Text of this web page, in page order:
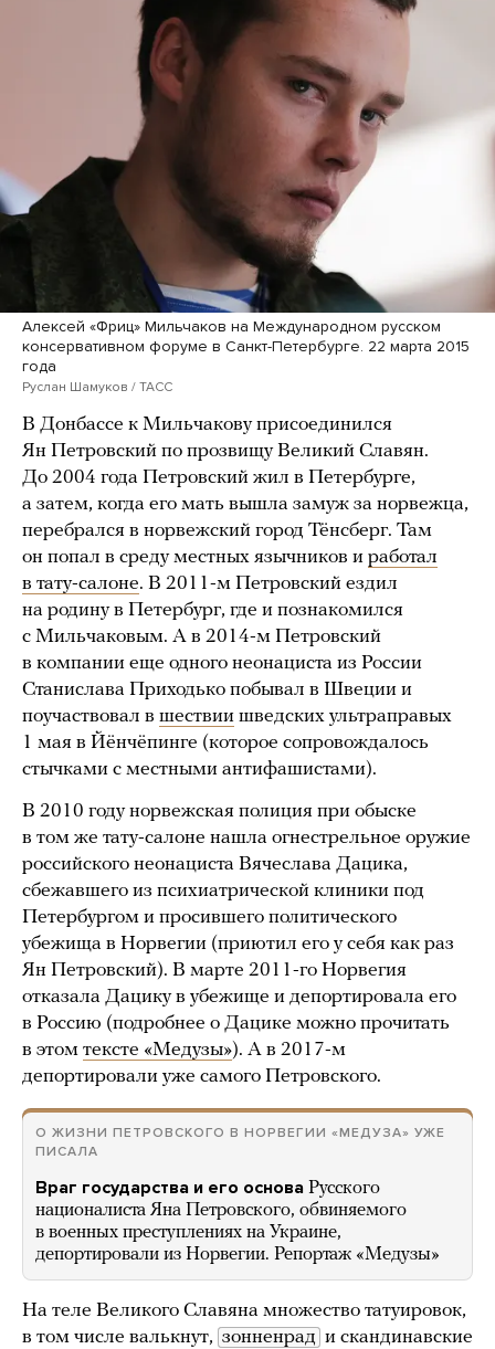
Алексей «Фриц» Мильчаков на Международном русском
консервативном форуме в Санкт-Петербурге. 22 марта 2015
года
Руслан Шамуков / ТАСС
В Донбассе к Мильчакову присоединился
Ян Петровский по прозвищу Великий Славян.
До 2004 года Петровский жил в Петербурге,
а затем, когда его мать вышла замуж за норвежца,
перебрался в норвежский город Тёнсберг. Там
он попал в среду местных язычников и работал
в тату-салоне. В 2011-м Петровский ездил
на родину в Петербург, где и познакомился
с Мильчаковым. А в 2014-м Петровский
в компании еще одного неонациста из России
Станислава Приходько побывал в Швеции и
поучаствовал в шествии шведских ультраправых
1 мая в Йёнчёпинге (которое сопровождалось
стычками с местными антифашистами).
В 2010 году норвежская полиция при обыске
в том же тату-салоне нашла огнестрельное оружие
российского неонациста Вячеслава Дацика,
сбежавшего из психиатрической клиники под
Петербургом и просившего политического
убежища в Норвегии (приютил его у себя как раз
Ян Петровский). В марте 2011-го Норвегия
отказала Дацику в убежище и депортировала его
в Россию (подробнее о Дацике можно прочитать
в этом тексте «Медузы»). А в 2017-м
депортировали уже самого Петровского.
О ЖИЗНИ ПЕТРОВСКОГО В НОРВЕГИИ «МЕДУЗА» УЖЕ
ПИСАЛА
Враг государства и его основа Русского
националиста Яна Петровского, обвиняемого
в военных преступлениях на Украине,
депортировали из Норвегии. Репортаж «Медузы»
На теле Великого Славяна множество татуировок,
в том числе валькнут, зонненрад и скандинавские